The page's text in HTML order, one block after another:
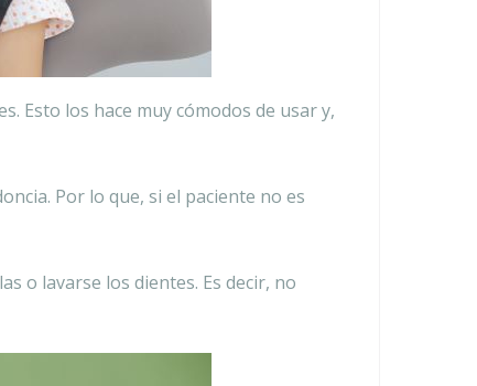
Esto los hace muy cómodos de usar y,
Por lo que, si el paciente no es
o lavarse los dientes. Es decir, no